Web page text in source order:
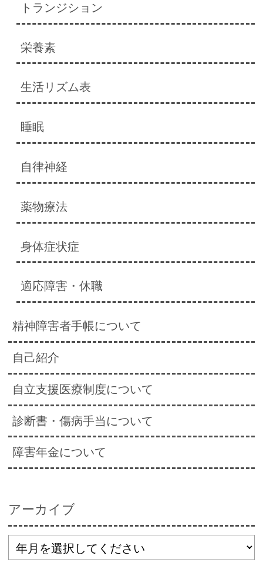
トランジション
栄養素
生活リズム表
睡眠
自律神経
薬物療法
身体症状症
適応障害・休職
精神障害者手帳について
自己紹介
自立支援医療制度について
診断書・傷病手当について
障害年金について
アーカイブ